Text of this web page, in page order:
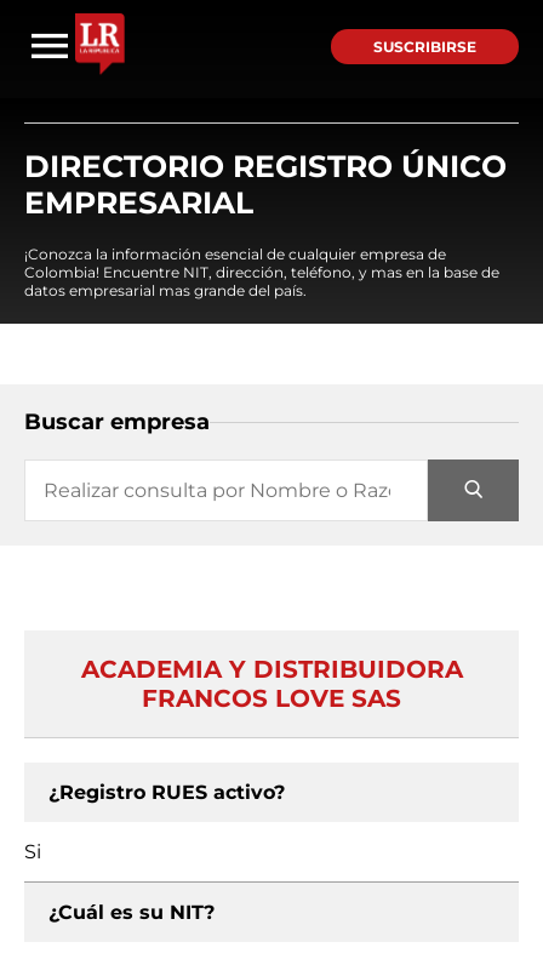
SUSCRIBIRSE
DIRECTORIO REGISTRO ÚNICO
EMPRESARIAL
¡Conozca la información esencial de cualquier empresa de
Colombia! Encuentre NIT, dirección, teléfono, y mas en la base de
datos empresarial mas grande del país.
Buscar empresa
ACADEMIA Y DISTRIBUIDORA
FRANCOS LOVE SAS
¿Registro RUES activo?
Si
¿Cuál es su NIT?